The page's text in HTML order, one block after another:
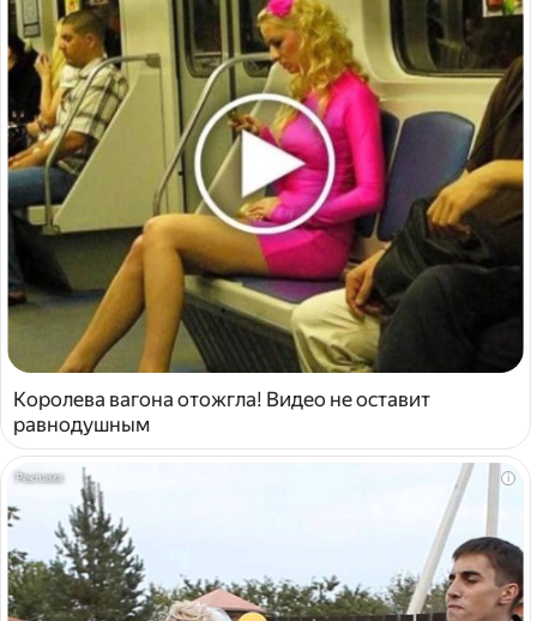
Королева вагона отожгла! Видео не оставит
равнодушным
i